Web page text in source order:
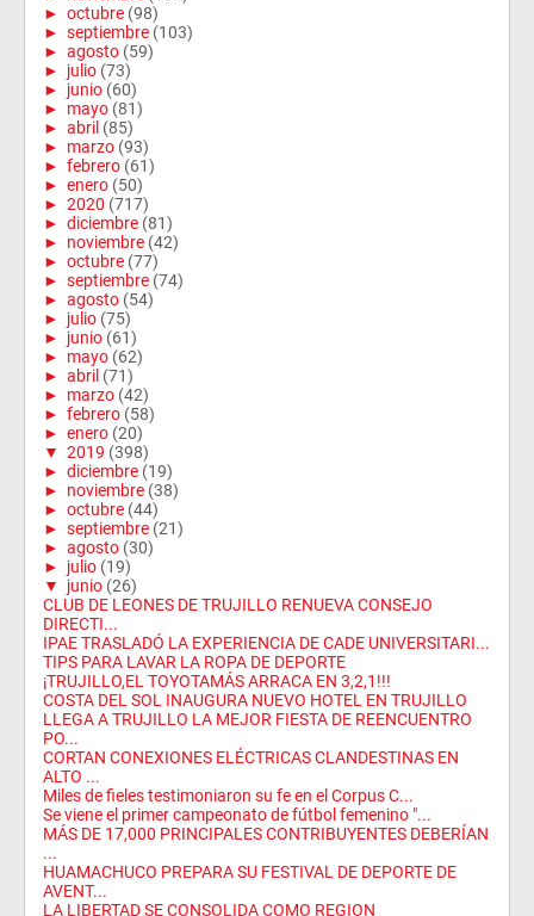
► octubre (98)
► septiembre (103)
► agosto (59)
► julio (73)
► junio (60)
► mayo (81)
► abril (85)
► marzo (93)
► febrero (61)
► enero (50)
► 2020 (717)
► diciembre (81)
► noviembre (42)
► octubre (77)
► septiembre (74)
► agosto (54)
► julio (75)
► junio (61)
► mayo (62)
► abril (71)
► marzo (42)
► febrero (58)
► enero (20)
▼ 2019 (398)
► diciembre (19)
► noviembre (38)
► octubre (44)
► septiembre (21)
► agosto (30)
► julio (19)
▼
junio (26)
CLUB DE LEONES DE TRUJILLO RENUEVA CONSEJO
DIRECTI...
IPAE TRASLADÓ LA EXPERIENCIA DE CADE UNIVERSITARI...
TIPS PARA LAVAR LA ROPA DE DEPORTE
¡TRUJILLO,EL TOYOTAMÁS ARRACA EN 3,2,1!!!
COSTA DEL SOL INAUGURA NUEVO HOTEL EN TRUJILLO
LLEGA A TRUJILLO LA MEJOR FIESTA DE REENCUENTRO
PO...
CORTAN CONEXIONES ELÉCTRICAS CLANDESTINAS EN
ALTO ...
Miles de fieles testimoniaron su fe en el Corpus C...
Se viene el primer campeonato de fútbol femenino "...
MÁS DE 17,000 PRINCIPALES CONTRIBUYENTES DEBERÍAN
...
HUAMACHUCO PREPARA SU FESTIVAL DE DEPORTE DE
AVENT...
LA LIBERTAD SE CONSOLIDA COMO REGION